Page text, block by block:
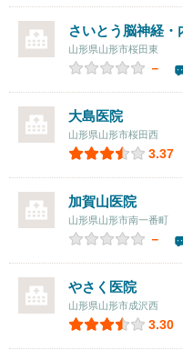
さいとう脳神経・
山形県山形市桜田東
－
大島医院
山形県山形市桜田西
3.37
加賀山医院
山形県山形市南一番町
－
やさく医院
山形県山形市成沢西
3.30